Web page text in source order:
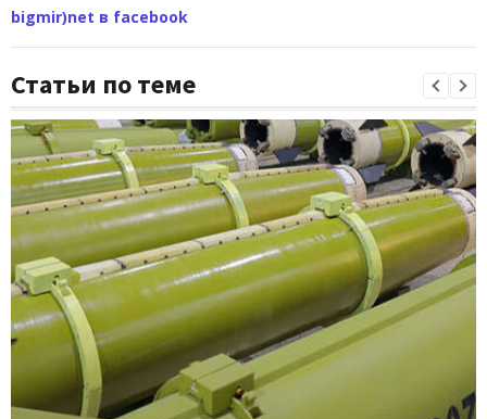
bigmir)net в facebook
Статьи по теме